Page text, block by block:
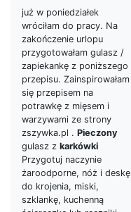
już w poniedziałek
wróciłam do pracy. Na
zakończenie urlopu
przygotowałam gulasz /
zapiekankę z poniższego
przepisu. Zainspirowałam
się przepisem na
potrawkę z mięsem i
warzywami ze strony
zszywka.pl . Pieczony
gulasz z karkówki
Przygotuj naczynie
żaroodporne, nóż i deskę
do krojenia, miski,
szklankę, kuchenną